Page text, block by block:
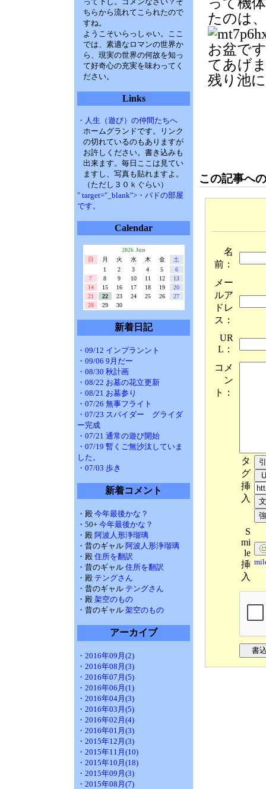
ちらから流れてこられたので
すね。
ようこそいらっしゃい。ここ
では、素適なロマンの世界か
ら、現実の世界の何故を知っ
て好奇心の充実を味わってく
ださい。
Links
・人生（遊び）の仲間たちへ
ホームグランドです。リンク
の切れているのもありますが
お許しください。書き込みも
出来ます。毎日ここは見てい
ますし、写真も貼れますよ。
（ただし３０ｋぐらい）
" target="_blank">・パドの部屋
です。
Calendar
2026 Jun
日
月 火 水 木 金
土
1
2 3 4 5
6
7
8 9 10 11 12
13
14
15 16 17 18 19
20
21
22 23 24 25 26
27
28
29 30
新着日記
・09/12 インプランント
・09/06 9月だー
・08/30 秋計画
・08/22 お墓の花立更新
・08/21 お墓参り
・07/26 無事フライト
・07/23 スパイダー グライダ
ー完成
・07/21 通常の遊び開始
・07/19 暫くご無沙汰していま
した。
・07/03 歩き
新着コメント
・殿 今年最後かな？
・50+ 今年最後かな？
・殿 阿波人形浄瑠璃
・昔のギャル 阿波人形浄瑠璃
・殿 住所を翻訳
・昔のギャル 住所を翻訳
・殿 テングさん
・昔のギャル テングさん
・殿 架空のもの
・昔のギャル 架空のもの
アーカイブ
・2016年09月(2)
・2016年08月(3)
・2016年07月(5)
・2016年06月(1)
・2016年04月(3)
・2016年03月(5)
・2016年02月(4)
・2016年01月(3)
・2015年12月(3)
・2015年11月(10)
・2015年10月(18)
・2015年09月(3)
・2015年08月(7)
たのは
お盆で
てあげ
残り池
この記事へ
名
前：
メー
ルア
ドレ
ス：
UR
L：
コメ
ン
ト：
タ
グ
挿
入
S
mi
le
挿
入